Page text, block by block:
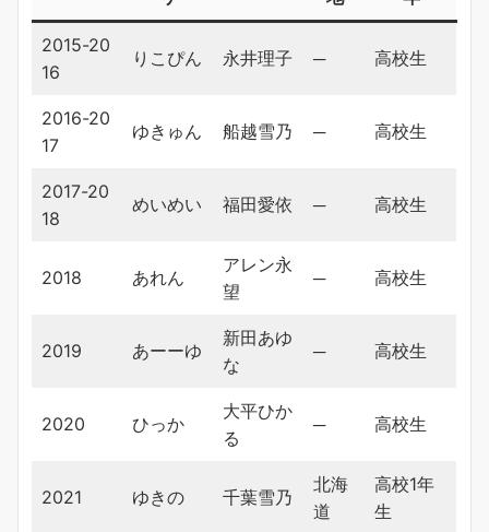
2015-20
16
りこぴん 永井理子 ─ 高校生
2016-20
17
ゆきゅん 船越雪乃 ─ 高校生
2017-20
18
めいめい 福田愛依 ─ 高校生
2018 あれん
アレン永
望
─ 高校生
2019 あーーゆ
新田あゆ
な
─ 高校生
2020 ひっか
大平ひか
る
─ 高校生
2021 ゆきの 千葉雪乃
北海
道
高校1年
生